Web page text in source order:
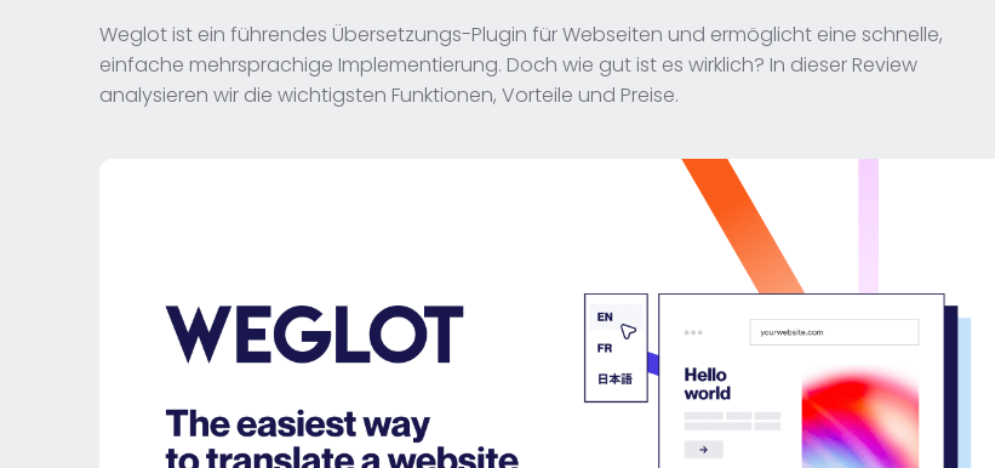
Weglot ist ein führendes Übersetzungs-Plugin für Webseiten und ermöglicht eine schnelle,
einfache mehrsprachige Implementierung. Doch wie gut ist es wirklich? In dieser Review
analysieren wir die wichtigsten Funktionen, Vorteile und Preise.